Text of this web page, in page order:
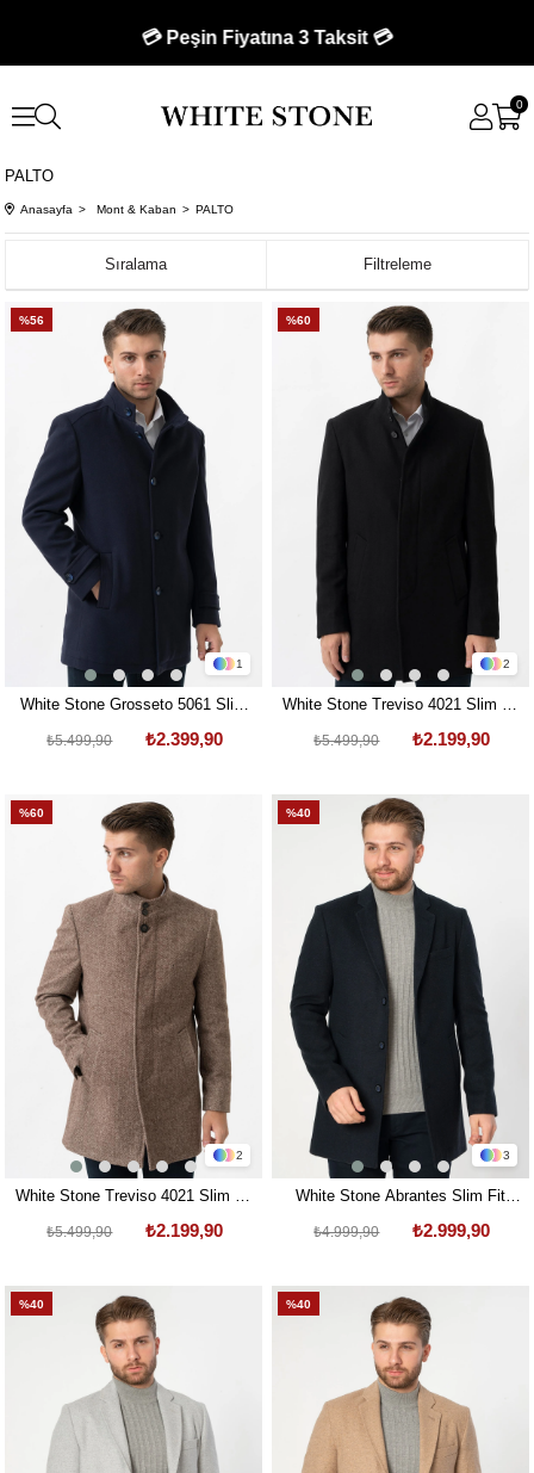
💳 Peşin Fiyatına 3 Taksit 💳
0
PALTO
Anasayfa Mont & Kaban PALTO
Filtreleme
Sıralama
1
%56
White Stone Grosseto 5061 Slim
₺2.399,90
₺5.499,90
2
%60
White Stone Treviso 4021 Slim Fit
₺2.199,90
₺5.499,90
2
%60
White Stone Treviso 4021 Slim Fit
₺2.199,90
₺5.499,90
3
%40
White Stone Abrantes Slim Fit
₺2.999,90
₺4.999,90
%40 %40